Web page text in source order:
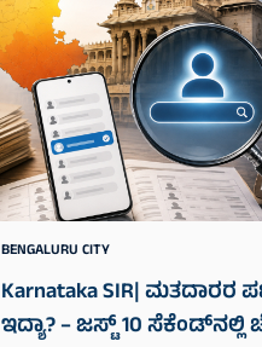
BENGALURU CITY
Karnataka SIR| ಮತದಾರರ
ಇದ್ಯಾ? – ಜಸ್ಟ್‌ 10